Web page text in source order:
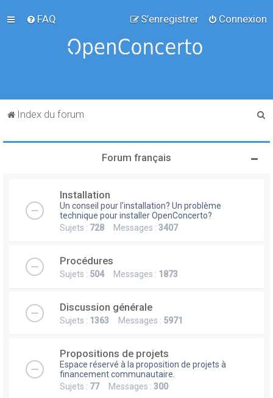
FAQ Connexion
S’enregistrer
Index du forum
Forum français
Installation
Un conseil pour l'installation? Un problème
technique pour installer OpenConcerto?
Sujets : 728 Messages : 3407
Procédures
Sujets : 504Messages : 1873
Discussion générale
Sujets : 1363 Messages : 5971
Propositions de projets
Espace réservé à la proposition de projets à
financement communautaire.
Sujets : 77Messages : 300